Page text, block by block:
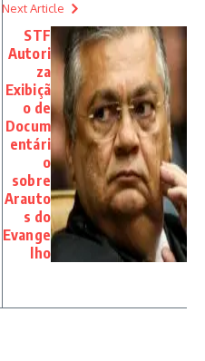
Next Article
STF
Autori
za
Exibiçã
o de
Docum
entári
o
sobre
Arauto
s do
Evange
lho